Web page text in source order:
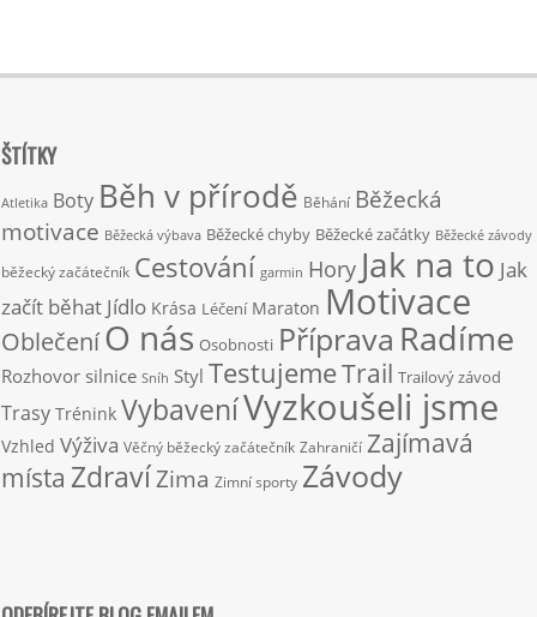
ŠTÍTKY
Atletika Boty Běh v přírodě Běhání Běžecká
motivace Běžecká výbava Běžecké chyby Běžecké začátky Běžecké závody
běžecký začátečník Cestování garmin Hory Jak na to Jak
začít běhat Jídlo Krása Léčení Maraton Motivace
OblečeníO nás Osobnosti Příprava Radíme
Rozhovor silnice Sníh Styl TestujemeTrail Trailový závod
Trasy Trénink VybaveníVyzkoušeli jsme
Vzhled Výživa Věčný běžecký začátečník Zahraničí Zajímavá
místa ZdravíZima Zimní sporty Závody